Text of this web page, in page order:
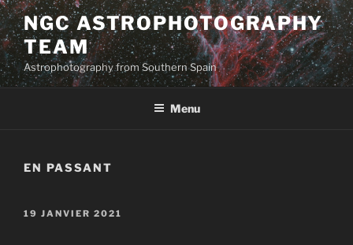
Aller
au
contenu
principal
NGC ASTROPHOTOGRAPHY
TEAM
Astrophotography from Southern Spain
Menu
EN PASSANT
PUBLIÉ
19 JANVIER 2021